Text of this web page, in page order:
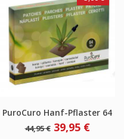
PuroCuro Hanf-Pflaster 64
Verkaufspreis
44,95 € Preis
39,95 €